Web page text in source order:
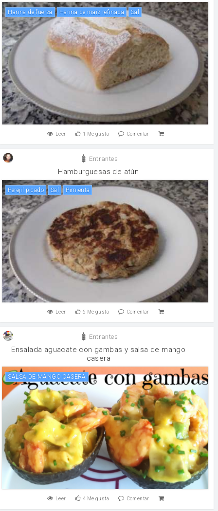
harina de fuerza Harina de maíz refinada sal
Leer 1 Me gusta Comentar
Entrantes
Hamburguesas de atún
Perejil picado sal pimienta
Leer 6 Me gusta Comentar
Entrantes
Ensalada aguacate con gambas y salsa de mango
casera
SALSA DE MANGO CASERA
Leer 4 Me gusta Comentar